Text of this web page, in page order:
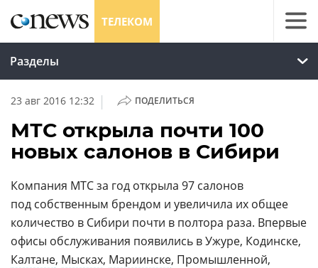
ТЕЛЕКОМ
Разделы
23 авг 2016 12:32 | ПОДЕЛИТЬСЯ
МТС открыла почти 100
новых салонов в Сибири
Компания МТС за год открыла 97 салонов
под собственным брендом и увеличила их общее
количество в Сибири почти в полтора раза. Впервые
офисы обслуживания появились в Ужуре, Кодинске,
Калтане, Мысках, Мариинске, Промышленной,